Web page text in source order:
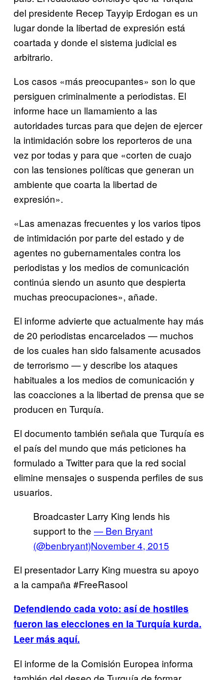
del presidente Recep Tayyip Erdogan es un
lugar donde la libertad de expresión está
coartada y donde el sistema judicial es
arbitrario.
Los casos «más preocupantes» son lo que
persiguen criminalmente a periodistas. El
informe hace un llamamiento a las
autoridades turcas para que dejen de ejercer
la intimidación sobre los reporteros de una
vez por todas y para que «corten de cuajo
con las tensiones políticas que generan un
ambiente que coarta la libertad de
expresión».
«Las amenazas frecuentes y los varios tipos
de intimidación por parte del estado y de
agentes no gubernamentales contra los
periodistas y los medios de comunicación
continúa siendo un asunto que despierta
muchas preocupaciones», añade.
El informe advierte que actualmente hay más
de 20 periodistas encarcelados — muchos
de los cuales han sido falsamente acusados
de terrorismo — y describe los ataques
habituales a los medios de comunicación y
las coacciones a la libertad de prensa que se
producen en Turquía.
El documento también señala que Turquía es
el país del mundo que más peticiones ha
formulado a Twitter para que la red social
elimine mensajes o suspenda perfiles de sus
usuarios.
Broadcaster Larry King lends his
support to the — Ben Bryant
(@benbryant)November 4, 2015
El presentador Larry King muestra su apoyo
a la campaña #FreeRasool
Defendiendo cada voto: así de hostiles
fueron las elecciones en la Turquía kurda.
Leer más aquí.
El informe de la Comisión Europea informa